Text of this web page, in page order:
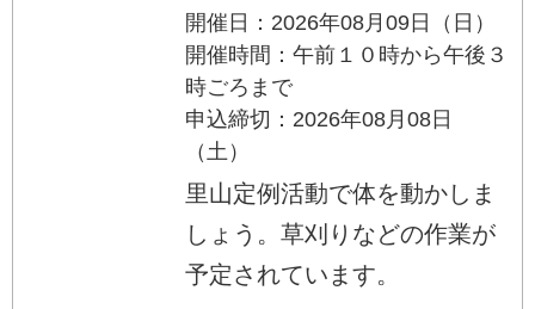
開催日：2026年08月09日（日）
開催時間：午前１０時から午後３
時ごろまで
申込締切：2026年08月08日
（土）
里山定例活動で体を動かしま
しょう。草刈りなどの作業が
予定されています。